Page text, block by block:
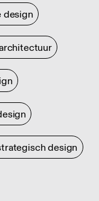
design
design